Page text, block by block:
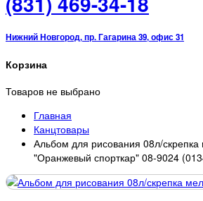
Нижний Новгород, пр. Гагарина 39, офис 31
Корзина
Товаров не выбрано
Главная
Канцтовары
Альбом для рисования 08л/
"Оранжевый спорткар" 08-9024